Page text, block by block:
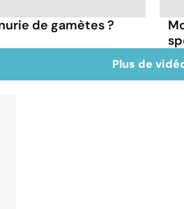
de gamètes ?
Plus de